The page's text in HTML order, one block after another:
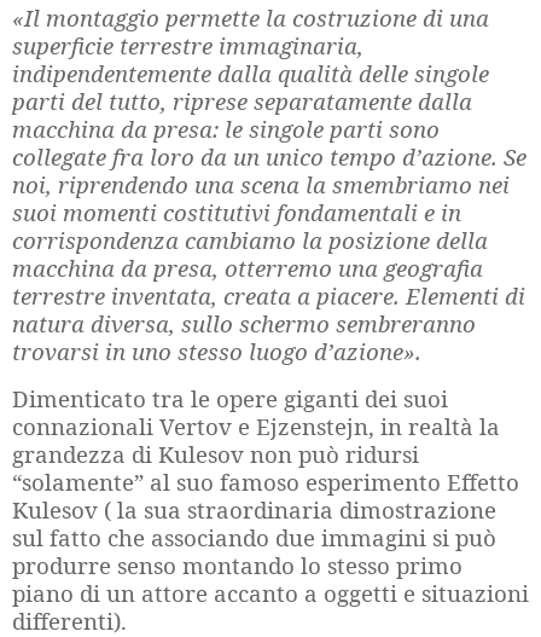
«Il montaggio permette la costruzione di una
superficie terrestre immaginaria,
indipendentemente dalla qualità delle singole
parti del tutto, riprese separatamente dalla
macchina da presa: le singole parti sono
collegate fra loro da un unico tempo d’azione. Se
noi, riprendendo una scena la smembriamo nei
suoi momenti costitutivi fondamentali e in
corrispondenza cambiamo la posizione della
macchina da presa, otterremo una geografia
terrestre inventata, creata a piacere. Elementi di
natura diversa, sullo schermo sembreranno
trovarsi in uno stesso luogo d’azione».
Dimenticato tra le opere giganti dei suoi
connazionali Vertov e Ejzenstejn, in realtà la
grandezza di Kulesov non può ridursi
“solamente” al suo famoso esperimento Effetto
Kulesov ( la sua straordinaria dimostrazione
sul fatto che associando due immagini si può
produrre senso montando lo stesso primo
piano di un attore accanto a oggetti e situazioni
differenti).